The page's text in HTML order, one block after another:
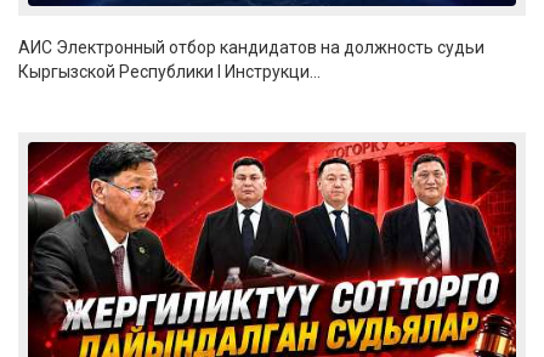
АИС Электронный отбор кандидатов на должность судьи
Кыргызской Республики I Инструкци...